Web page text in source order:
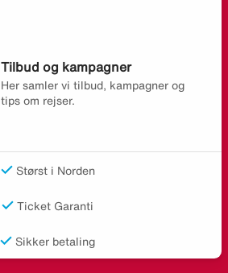
Tilbud og kampagner
Her samler vi tilbud, kampagner og
tips om rejser.
Størst i Norden
Ticket Garanti
Sikker betaling